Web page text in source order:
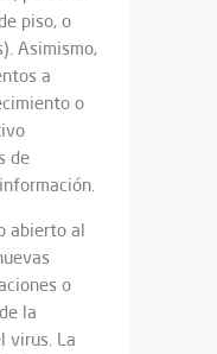
piso, o
Asimismo,
a
o
de
abierto al
o
la
virus. La